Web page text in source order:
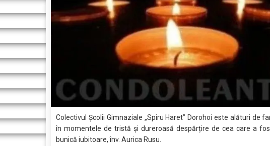
Colectivul Școlii Gimnaziale „Spiru Haret” Dorohoi este alături de
în momentele de tristă și dureroasă despărțire de cea care a
bunică iubitoare, înv. Aurica Rusu.